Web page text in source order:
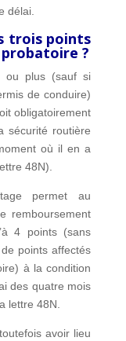
délai.
trois points
?
ou plus (sauf si
de conduire)
obligatoirement
sécurité routière
où il en a
48N).
permet au
remboursement
4 points (sans
points affectés
à la condition
des quatre mois
lettre 48N.
avoir lieu